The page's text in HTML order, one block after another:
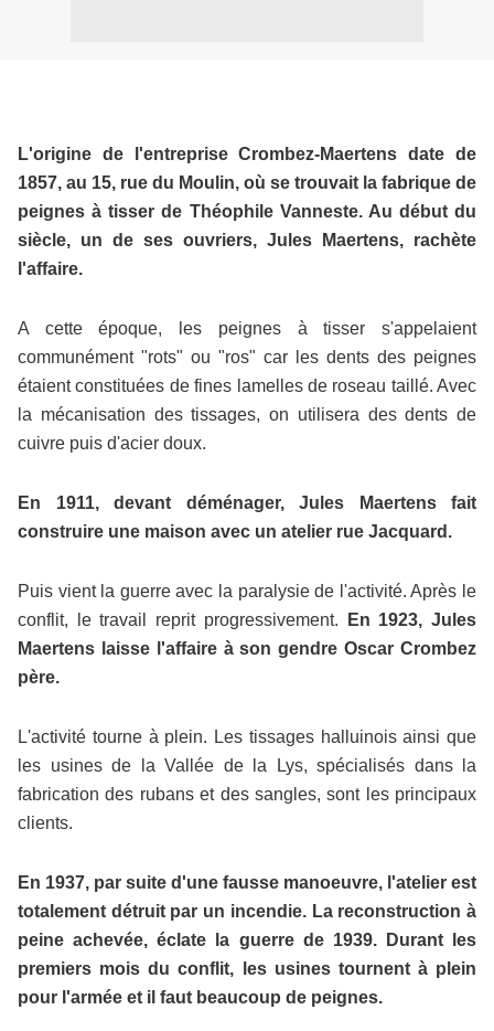
L'origine de l'entreprise Crombez-Maertens date de
1857, au 15, rue du Moulin, où se trouvait la fabrique de
peignes à tisser de Théophile Vanneste. Au début du
siècle, un de ses ouvriers, Jules Maertens, rachète
l'affaire.
A cette époque, les peignes à tisser s'appelaient
communément "rots" ou "ros" car les dents des peignes
étaient constituées de fines lamelles de roseau taillé. Avec
la mécanisation des tissages, on utilisera des dents de
cuivre puis d'acier doux.
En 1911, devant déménager, Jules Maertens fait
construire une maison avec un atelier rue Jacquard.
Puis vient la guerre avec la paralysie de l'activité. Après le
conflit, le travail reprit progressivement.
En 1923, Jules
Maertens laisse l'affaire à son gendre Oscar Crombez
père.
L'activité tourne à plein. Les tissages halluinois ainsi que
les usines de la Vallée de la Lys, spécialisés dans la
fabrication des rubans et des sangles, sont les principaux
clients.
En 1937, par suite d'une fausse manoeuvre, l'atelier est
totalement détruit par un incendie. La reconstruction à
peine achevée, éclate la guerre de 1939. Durant les
premiers mois du conflit, les usines tournent à plein
pour l'armée et il faut beaucoup de peignes.